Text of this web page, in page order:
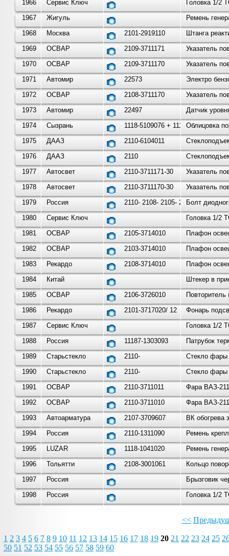
1966 Сервис Ключ
Головка 1/2
1967
Жигуль
Ремень
1968
Москва 2101-2919110
Штанга
1969
ОСВАР 2109-3711171
Указатель
1970
ОСВАР 2109-3711170
Указатель
1971
Автомир 22573
Электро
1972
ОСВАР 2108-3711170
Указатель
1973
Автомир 22497
Датчик
1974
Сызрань 1118-5109076 + 1118-51090
Облицовка
1975
ДААЗ 2110-6104011
1976
ДААЗ 2110
1977
Автосвет 2110-3711171-30
Указатель
1978
Автосвет 2110-3711170-30
Указатель
1979
Россия 2110- 2108- 2105- 2112-Болт
1980
Сервис Ключ
Головка 1/2
1981
ОСВАР 2105-3714010
Плафон
1982
ОСВАР 2103-3714010
Плафон
1983
Рекардо 2108-3714010
Плафон
1984
Китай
Штекер в
1985
ОСВАР 2106-3726010
1986
Рекардо 2101-3717020/ 12
Фонарь
1987
Сервис Ключ
Головка 1/2
1988
Россия 11187-1303093
Патрубок
1989
Старьстекло 2110-
Стекло фары
1990
Старьстекло 2110-
Стекло фары
1991
ОСВАР 2110-3711011
Фара ВАЗ-
1992
ОСВАР 2110-3711010
Фара ВАЗ-
1993
Автоарматура 2107-3709607
ВК обогрева
1994
Россия 2110-1311090
Ремень
1995
LUZAR 1118-1041020
Ремень
1996
Тольятти 2108-3001061
Кольцо
1997
Россия
Брызговик
1998
Россия Головка 1/2
<<
1 2 3 4 5 6 7 8 9 10 11 12 13 14 15 16 17 18 19 20 21 22 23 24 25
50 51 52 53 54 55 56 57 58 59 60